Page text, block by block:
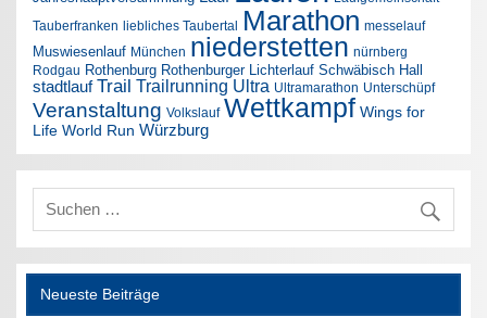
Tauberfranken liebliches Taubertal Marathon messelauf
Muswiesenlauf München niederstetten nürnberg
Rodgau Rothenburg Rothenburger Lichterlauf Schwäbisch Hall
stadtlauf Trail Trailrunning Ultra Ultramarathon Unterschüpf
Veranstaltung Volkslauf Wettkampf Wings for
Life World Run Würzburg
Neueste Beiträge